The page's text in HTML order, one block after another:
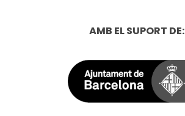
AMB EL SUPORT DE: